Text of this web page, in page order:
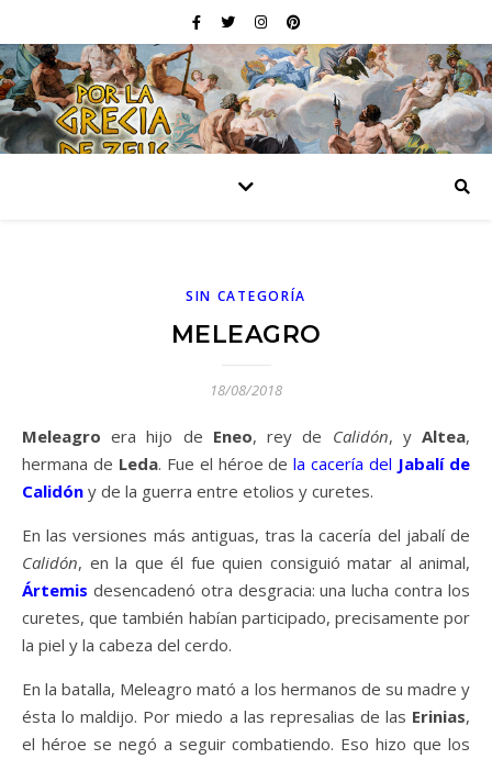
SIN CATEGORÍA
MELEAGRO
18/08/2018
Meleagro era hijo de Eneo, rey de Calidón, yAltea,
hermana de Leda. Fue el héroe dela cacería del Jabalí de
Calidón y de la guerra entre etolios y curetes.
En las versiones más antiguas, tras la cacería del jabalí de
Calidón, en la que él fue quien consiguió matar al animal,
Ártemis desencadenó otra desgracia: una lucha contra los
curetes, que también habían participado, precisamente por
la piel y la cabeza del cerdo.
En la batalla, Meleagro mató a los hermanos de su madre y
ésta lo maldijo. Por miedo a las represalias de las Erinias,
el héroe se negó a seguir combatiendo. Eso hizo que los